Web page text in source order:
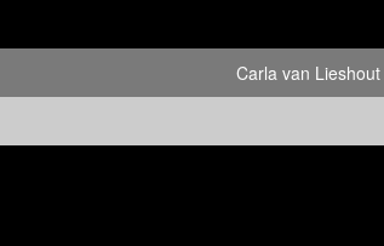
Carla van